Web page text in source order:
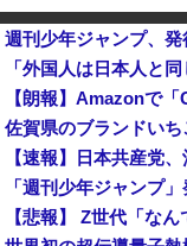
週刊少年ジャンプ、発